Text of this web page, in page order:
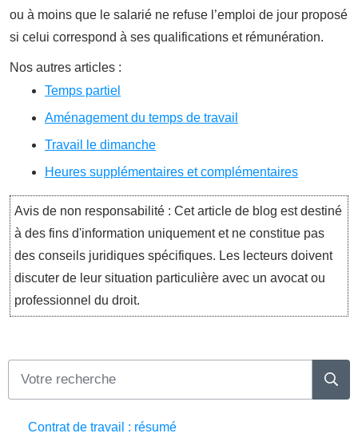
ou à moins que le salarié ne refuse l’emploi de jour proposé
si celui correspond à ses qualifications et rémunération.
Nos autres articles :
Temps partiel
Aménagement du temps de travail
Travail le dimanche
Heures supplémentaires et complémentaires
Avis de non responsabilité : Cet article de blog est destiné
à des fins d'information uniquement et ne constitue pas
des conseils juridiques spécifiques. Les lecteurs doivent
discuter de leur situation particulière avec un avocat ou
professionnel du droit.
Contrat de travail : résumé